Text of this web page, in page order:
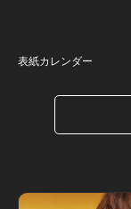
表紙カレンダー